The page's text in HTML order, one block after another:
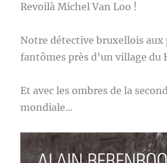
Revoilà Michel Van Loo !
Notre détective bruxellois aux
fantômes près d’un village du
Et avec les ombres de la
mondiale…